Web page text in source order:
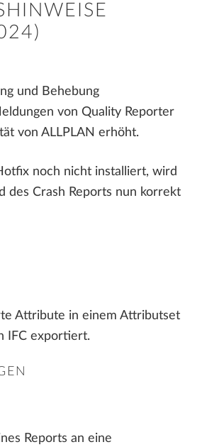
und Behebung
von Quality Reporter
von ALLPLAN erhöht.
noch nicht installiert, wird
des Crash Reports nun korrekt
Attribute in einem Attributset
IFC exportiert.
Reports an eine